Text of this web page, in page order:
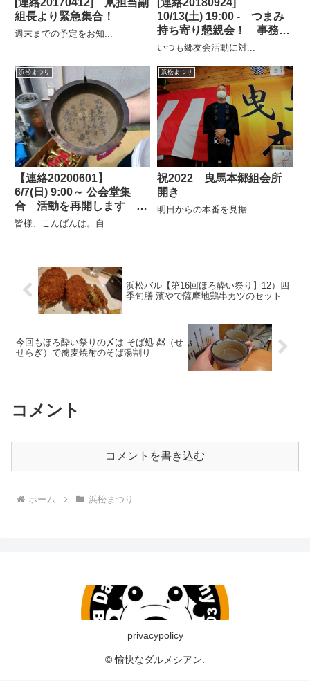
[連絡20170412] 凧担当副
組長より緊急集合！
週末までの予定をお知...
[連絡20180924]
10/13(土) 19:00 - つまみ
持ち寄り懇親会！ 事務局
長
いつも郷友会活動に対...
浜松まつり
【連絡20200601】
6/7(日) 9:00～ 公会堂集
合 活動を再開します 事
務局長
皆様、こんばんは。自...
浜松まつり
祝2022 曳馬本郷組会所
開き
明日からの本番を見据...
浜松バル【第16回ほろ酔い祭り】12）四
季旬膳 濱やで薩摩地鶏串カツのセット
今回もほろ酔い祭りの〆は そば処 粼（せ
せらぎ）で蕎麦焼酎のそば湯割り
コメント
コメントを書き込む
ホーム 浜松まつり
privacypolicy
© 愉快なダルメシアン.